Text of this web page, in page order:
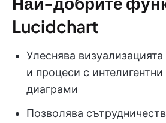
Lucidchart
Улеснява
и процеси с
диаграми
Позволява